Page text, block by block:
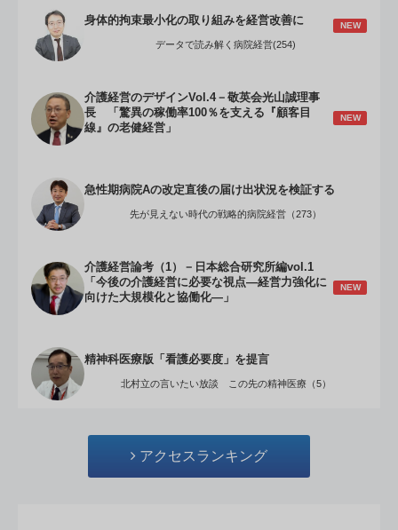
身体的拘束最小化の取り組みを経営改善に NEW
データで読み解く病院経営(254)
介護経営のデザインVol.4－敬英会光山誠理事
長 「驚異の稼働率100％を支える『顧客目
線』の老健経営」
NEW
急性期病院Aの改定直後の届け出状況を検証する
先が見えない時代の戦略的病院経営（273）
介護経営論考（1）－日本総合研究所編vol.1
「今後の介護経営に必要な視点―経営力強化に
向けた大規模化と協働化―」
NEW
精神科医療版「看護必要度」を提言
北村立の言いたい放談 この先の精神医療（5）
アクセスランキング